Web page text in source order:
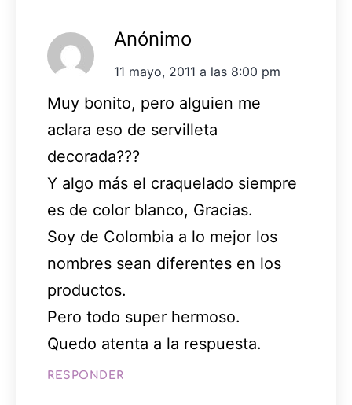
Anónimo
11 mayo, 2011 a las 8:00 pm
Muy bonito, pero alguien me
aclara eso de servilleta
decorada???
Y algo más el craquelado siempre
es de color blanco, Gracias.
Soy de Colombia a lo mejor los
nombres sean diferentes en los
productos.
Pero todo super hermoso.
Quedo atenta a la respuesta.
RESPONDER